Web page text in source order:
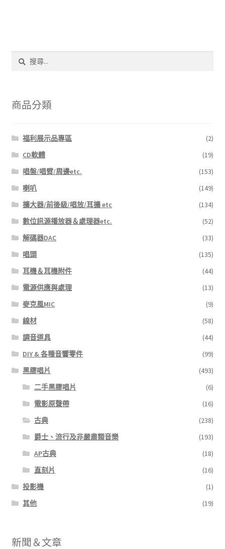
字:
商品分類
福利展示品專區
(2)
CD軟體
(19)
唱盤/唱臂/周邊etc.
(153)
喇叭
(149)
擴大器/前後級/唱放/耳擴 etc
(134)
數位訊源播放器＆處理器etc.
(52)
解碼器DAC
(33)
唱頭
(135)
耳機＆耳機附件
(44)
電源供應與處理
(13)
麥克風MIC
(9)
線材
(58)
調音道具
(44)
DIY & 各種音響零件
(99)
黑膠唱片
(493)
二手黑膠唱片
(6)
電影原聲帶
(16)
古典
(238)
爵士、流行及非嚴肅類音樂
(193)
AP古典
(18)
直刻片
(16)
投影機
(1)
其他
(19)
新聞＆文章